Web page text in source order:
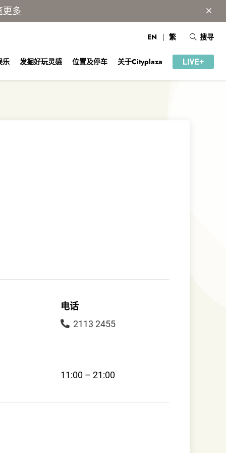
更多
乐 发掘好玩灵感 位置及停车 关于Cityplaza
EN 繁 搜寻
电话
2113 2455
11:00 – 21:00